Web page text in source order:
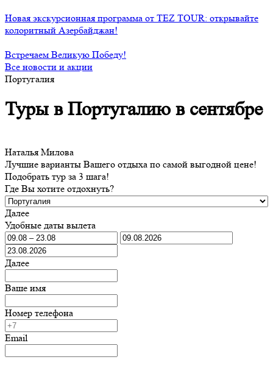
Новая экскурсионная программа от TEZ TOUR: открывайте
колоритный Азербайджан!
Встречаем Великую Победу!
Все новости и акции
Португалия
Туры в Португалию в сентябре
Наталья Милова
Лучшие варианты Вашего отдыха по самой выгодной цене!
Подобрать тур за 3 шага!
Где Вы хотите отдохнуть?
Далее
Удобные даты вылета
Далее
Ваше имя
Номер телефона
Email